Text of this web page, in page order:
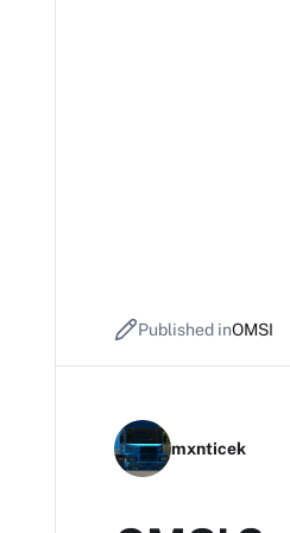
Published inOMSI
mxnticek